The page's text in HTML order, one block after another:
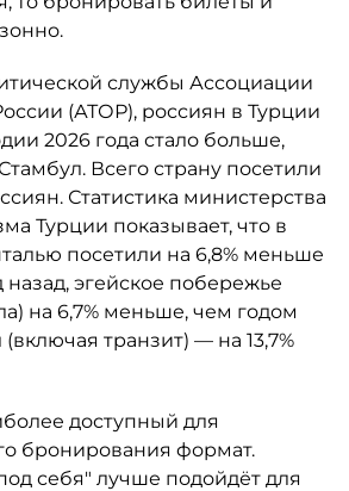
службы Ассоциации
(АТОР), россиян в Турции
2026 года стало больше,
Всего страну посетили
Статистика министерства
Турции показывает, что в
посетили на 6,8% меньше
назад, эгейское побережье
на 6,7% меньше, чем годом
транзит) — на 13,7%
доступный для
бронирования формат.
себя" лучше подойдёт для